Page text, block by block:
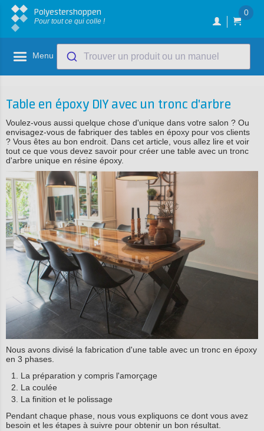
Polyestershoppen
Pour tout ce qui colle !
0
Menu Trouver un produit ou un manuel
Table en époxy DIY avec un tronc d'arbre
Voulez-vous aussi quelque chose d'unique dans votre salon ? Ou
envisagez-vous de fabriquer des tables en époxy pour vos clients
? Vous êtes au bon endroit. Dans cet article, vous allez lire et voir
tout ce que vous devez savoir pour créer une table avec un tronc
d'arbre unique en résine époxy.
Nous avons divisé la fabrication d'une table avec un tronc en époxy
en 3 phases.
La préparation y compris l'amorçage
La coulée
La finition et le polissage
Pendant chaque phase, nous vous expliquons ce dont vous avez
besoin et les étapes à suivre pour obtenir un bon résultat.